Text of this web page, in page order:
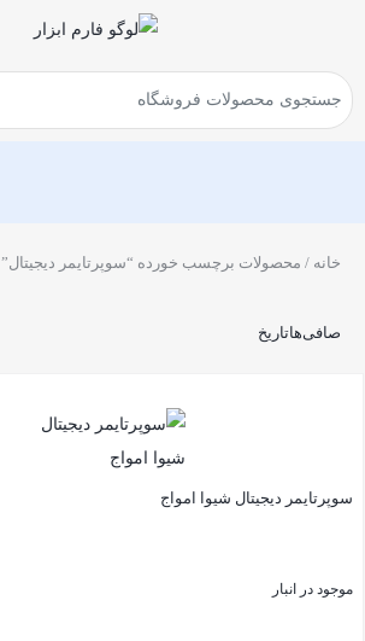
خانه / محصولات برچسب خورده “سوپرتایمر دیجیتال”
صافی‌هاتاریخ
سوپرتایمر دیجیتال شیوا امواج
موجود در انبار